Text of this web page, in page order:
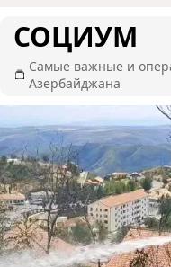
СОЦИУМ
Самые важные и
Азербайджана